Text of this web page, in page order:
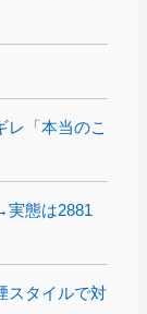
レ「本当のこ
実態は2881
スタイルで対